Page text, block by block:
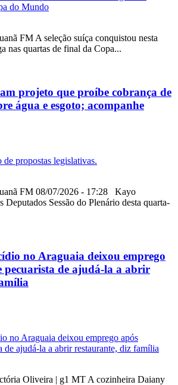
FM A seleção suíça conquistou nesta
nas quartas de final da Copa...
projeto que proíbe cobrança de
água e esgoto; acompanhe
FM 08/07/2026 - 17:28 Kayo
Deputados Sessão do Plenário desta quarta-
no Araguaia deixou emprego
pecuarista de ajudá-la a abrir
Oliveira | g1 MT A cozinheira Daiany